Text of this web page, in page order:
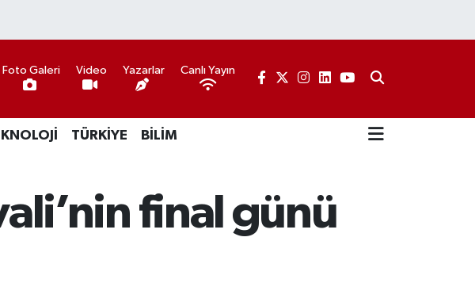
Foto Galeri Video Yazarlar Canlı Yayın
TÜRKİYE BİLİM
final günü